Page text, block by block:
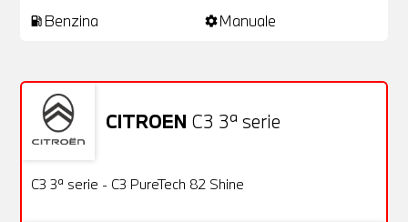
local_gas_station Benzina settingsManuale
CITROEN C3 3ª serie
OFFERTA
Usato
C3 3ª serie - C3 PureTech 82 Shine